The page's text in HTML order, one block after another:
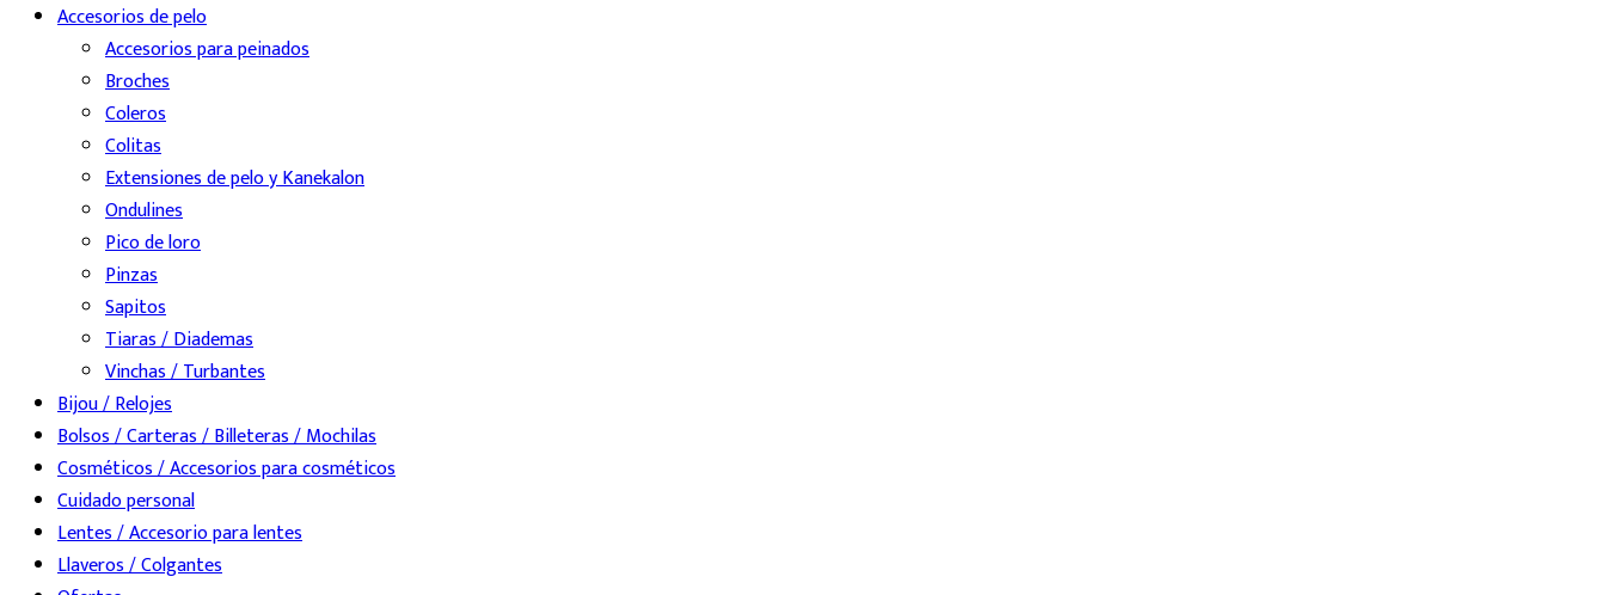
Accesorios de pelo
Accesorios para peinados
Broches
Coleros
Colitas
Extensiones de pelo y Kanekalon
Ondulines
Pico de loro
Pinzas
Sapitos
Tiaras / Diademas
Vinchas / Turbantes
Bijou / Relojes
Bolsos / Carteras / Billeteras / Mochilas
Cosméticos / Accesorios para cosméticos
Cuidado personal
Lentes / Accesorio para lentes
Llaveros / Colgantes